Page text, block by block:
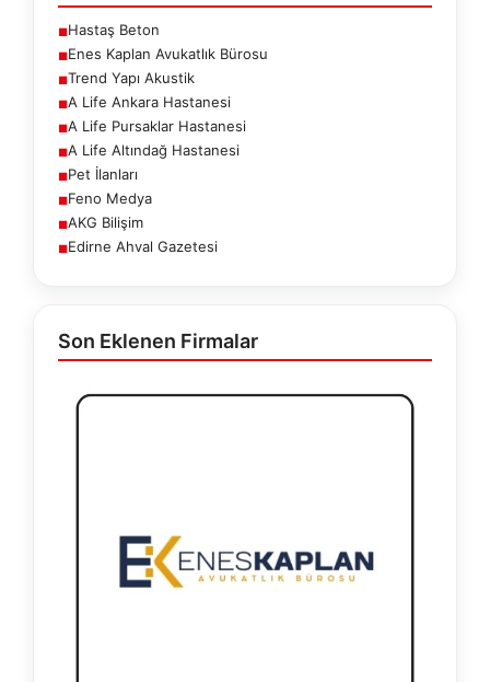
■Hastaş Beton
■Enes Kaplan Avukatlık Bürosu
■Trend Yapı Akustik
■A Life Ankara Hastanesi
■A Life Pursaklar Hastanesi
■A Life Altındağ Hastanesi
■Pet İlanları
■Feno Medya
■AKG Bilişim
■Edirne Ahval Gazetesi
Son Eklenen Firmalar